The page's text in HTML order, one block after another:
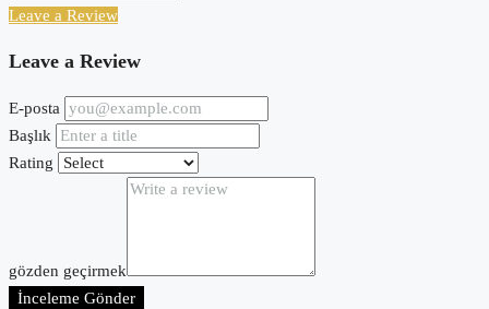
Leave a Review
Leave a Review
E-posta
Başlık
Rating
gözden geçirmek
İnceleme Gönder